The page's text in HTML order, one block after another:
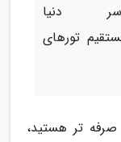
دنیا
تورهای
تر هستید،